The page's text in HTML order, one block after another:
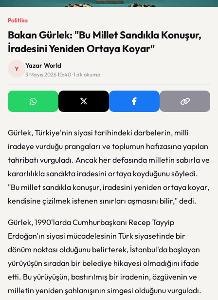
Politika
Bakan Gürlek: "Bu Millet Sandıkla Konuşur,
İradesini Yeniden Ortaya Koyar"
Y Yazar World
3 Mayıs 2026 10:40 · 1 dk okuma
Gürlek, Türkiye'nin siyasi tarihindeki darbelerin, milli
iradeye vurduğu prangaları ve toplumun hafızasına yapılan
tahribatı vurguladı. Ancak her defasında milletin sabırla ve
kararlılıkla sandıkta iradesini ortaya koyduğunu söyledi.
"Bu millet sandıkla konuşur, iradesini yeniden ortaya koyar,
kendisine çizilmek istenen sınırları aşmasını bilir," dedi.
Gürlek, 1990'larda Cumhurbaşkanı Recep Tayyip
Erdoğan'ın siyasi mücadelesinin Türk siyasetinde bir
dönüm noktası olduğunu belirterek, İstanbul'da başlayan
yürüyüşün sıradan bir belediye hikayesi olmadığını ifade
etti. Bu yürüyüşün, bastırılmış bir iradenin, özgüvenin ve
milletin yeniden şahlanışının simgesi olduğunu vurguladı.